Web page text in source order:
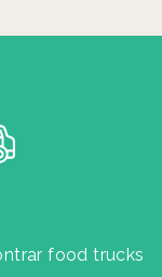
food trucks